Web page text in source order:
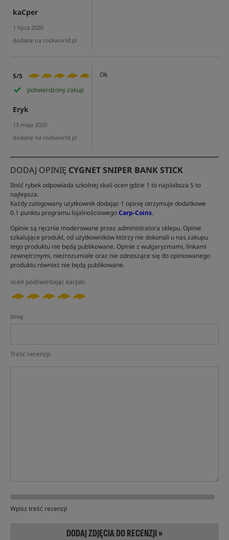
kaCper
1 lipca 2020
dodane na rockworld.pl
5/5
potwierdzony zakup
Eryk
13 maja 2020
dodane na rockworld.pl
Ok
DODAJ OPINIĘ CYGNET SNIPER BANK STICK
Ilość rybek odpowiada szkolnej skali ocen gdzie 1 to najsłabsza 5 to
najlepsza.
Każdy zalogowany użytkownik dodając 1 opinię otrzymuje dodatkowe
0.1 punktu programu lojalnościowegoCarp-Coins.
Opinie są ręcznie moderowane przez administratora sklepu. Opinie
szkalujące produkt, od użytkowników którzy nie dokonali u nas zakupu
tego produktu nie będą publikowane. Opinie z wulgaryzmami, linkami
zewnętrznymi, niezrozumiałe oraz nie odnoszące się do opiniowanego
produktu również nie będą publikowane.
oceń podświetlając karpiki
Imię:
Treść recenzji:
Wpisz treść recenzji
DODAJ ZDJĘCIA DO RECENZJI »